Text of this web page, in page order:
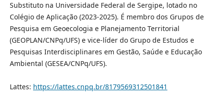
Substituto na Universidade Federal de Sergipe, lotado no
Colégio de Aplicação (2023-2025). É membro dos Grupos de
Pesquisa em Geoecologia e Planejamento Territorial
(GEOPLAN/CNPq/UFS) e vice-líder do Grupo de Estudos e
Pesquisas Interdisciplinares em Gestão, Saúde e Educação
Ambiental (GESEA/CNPq/UFS).
Lattes: https://lattes.cnpq.br/8179569312501841